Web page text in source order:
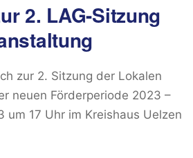
2. LAG-Sitzung
zur 2. Sitzung der Lokalen
neuen Förderperiode 2023 –
um 17 Uhr im Kreishaus Uelzen